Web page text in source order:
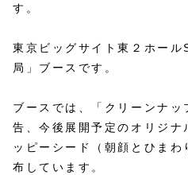
す。
東京ビッグサイト東２ホー
局」ブースです。
ブースでは、「クリーンナッ
告、今後展開予定のオリジナ
ッピーシード（朝顔とひま
布しています。